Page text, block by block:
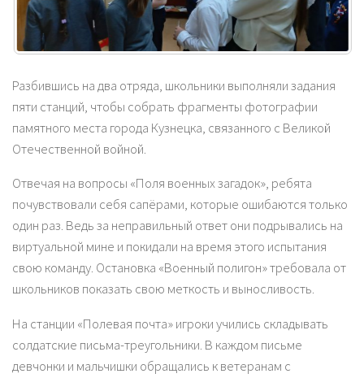
Разбившись на два отряда, школьники выполняли задания
пяти станций, чтобы собрать фрагменты фотографии
памятного места города Кузнецка, связанного с Великой
Отечественной войной.
Отвечая на вопросы «Поля военных загадок», ребята
почувствовали себя сапёрами, которые ошибаются только
один раз. Ведь за неправильный ответ они подрывались на
виртуальной мине и покидали на время этого испытания
свою команду. Остановка «Военный полигон» требовала от
школьников показать свою меткость и выносливость.
На станции «Полевая почта» игроки учились складывать
солдатские письма-треугольники. В каждом письме
девчонки и мальчишки обращались к ветеранам с